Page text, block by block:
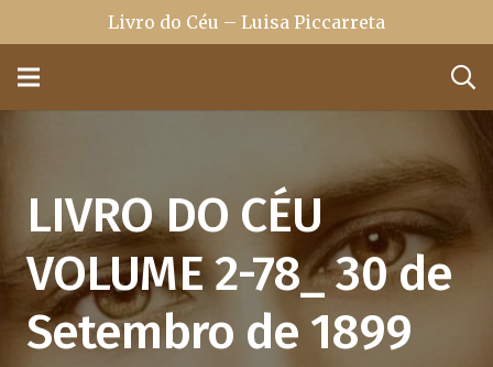
Livro do Céu – Luisa Piccarreta
LIVRO DO CÉU
VOLUME 2-78_ 30 de
Setembro de 1899